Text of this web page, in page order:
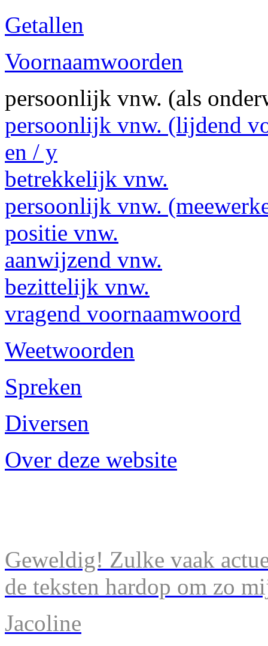
Getallen
Voornaamwoorden
persoonlijk vnw. (als
persoonlijk vnw. (lijdend
en / y
betrekkelijk vnw.
persoonlijk vnw.
positie vnw.
aanwijzend vnw.
bezittelijk vnw.
vragend voornaamwoord
Weetwoorden
Spreken
Diversen
Over deze website
Geweldig! Zulke vaak
de teksten hardop om zo
Jacoline